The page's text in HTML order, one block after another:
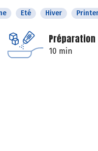
Eté Hiver
Préparation
10 min